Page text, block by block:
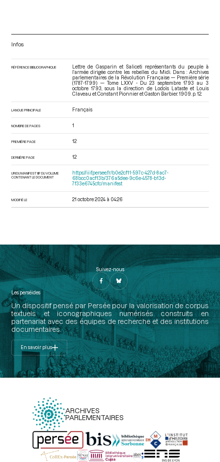
Infos
RÉFÉRENCE BIBLIOGRAPHIQUE
Lettre de Gasparin et Saliceti représentants du peuple à
l’armée dirigée contre les rebelles du Midi. Dans : Archives
parlementaires de la Révolution Française — Première série
(1787-1799) — Tome LXXV - Du 23 septembre 1793 au 3
octobre 1793
, sous la direction de Lodoïs Lataste et Louis
Claveau et Constant Pionnier et Gaston Barbier. 1909. p. 12.
LANGUE PRINCIPALE Français
NOMBRE DE PAGES 1
PREMIÈRE PAGE 12
DERNIÈRE PAGE 12
URI DU MANIFEST IIIF DU VOLUME
CONTENANT LE DOCUMENT
https://iiif.persee.fr/b0e2cf11-597c-427d-8ac7-
68bcc0acf13b/376a5dee-9c6e-4578-b13d-
7f33e6745cfc/manifest
MODIFIÉ LE 21 octobre 2024 à 04:26
Suivez-nous
Les perséides
Un dispositif pensé par Persée pour la valorisation de corpus
textuels et iconographiques numérisés construits en
partenariat avec des équipes de recherche et des institutions
documentaires.
En savoir plus
ARCHIVES
PARLEMENTAIRES